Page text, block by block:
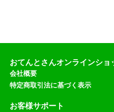
おてんとさんオンラインショ
会社概要
特定商取引法に基づく表示
お客様サポート